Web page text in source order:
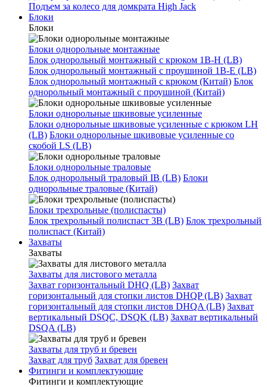
Подъем за колесо для домкрата High Jack
Блоки
Блоки
Блоки однорольные монтажные
Блок однорольный монтажный с крюком 1B-H (LB)
Блок однорольный монтажный с проушиной 1B-E (LB)
Блок однорольный монтажный с крюком (Китай) Блок
однорольный монтажный с проушиной (Китай)
Блоки однорольные шкивовые усиленные
Блоки однорольные шкивовые усиленные с крюком LH
(LB) Блоки однорольные шкивовые усиленные со
скобой LS (LB)
Блоки однорольные траловые
Блок однорольный траловый IB (LB) Блоки
однорольные траловые (Китай)
Блоки трехрольные (полиспасты)
Блок трехрольный полиспаст 3B (LB) Блок трехрольный
полиспаст (Китай)
Захваты
Захваты
Захваты для листового металла
Захват горизонтальный DHQ (LB) Захват
горизонтальный для стопки листов DHQP (LB) Захват
горизонтальный для стопки листов DHQA (LB) Захват
вертикальный DSQC, DSQK (LB) Захват вертикальный
DSQA (LB)
Захваты для труб и бревен
Захват для труб Захват для бревен
Фитинги и комплектующие
Фитинги и комплектующие